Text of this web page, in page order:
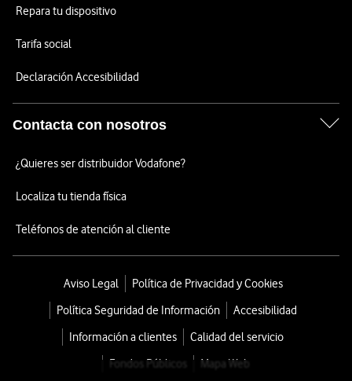
Repara tu dispositivo
Tarifa social
Declaración Accesibilidad
Contacta con nosotros
¿Quieres ser distribuidor Vodafone?
Localiza tu tienda física
Teléfonos de atención al cliente
Aviso Legal
Política de Privacidad y Cookies
Política Seguridad de Información
Accesibilidad
Información a clientes
Calidad del servicio
Fondos Públicos
Mapa Web